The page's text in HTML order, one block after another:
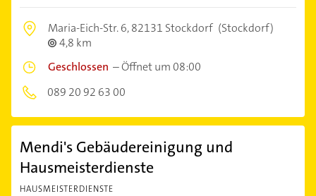
Maria-Eich-Str. 6,82131 Stockdorf (Stockdorf)
4,8 km
Geschlossen –Öffnet um 08:00
089 20 92 63 00
Mendi's Gebäudereinigung und
Hausmeisterdienste
HAUSMEISTERDIENSTE